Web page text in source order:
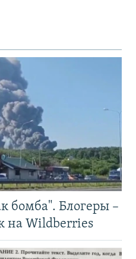
бомба". Блогеры –
на Wildberries